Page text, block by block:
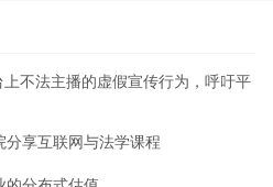
不法主播的虚假宣传行为，呼吁平
分享互联网与法学课程